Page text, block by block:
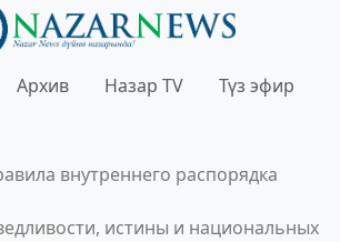
Архив Назар TV Түз эфир
внутреннего распорядка
истины и национальных